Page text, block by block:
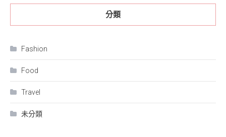
分類
Fashion
Food
Travel
未分類